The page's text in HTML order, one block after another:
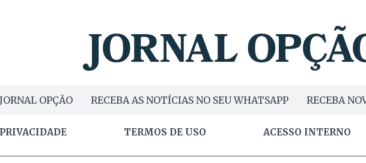
OPÇÃO RECEBA AS NOTÍCIAS NO SEU WHATSAPP RECEBA
PRIVACIDADE TERMOS DE USO ACESSO INTERNO